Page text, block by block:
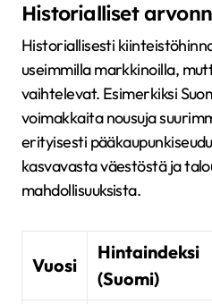
Historialliset
Historiallisesti
useimmilla markkinoilla,
vaihtelevat. Esimerkiksi
voimakkaita nousuja
erityisesti
kasvavasta väestöstä ja
mahdollisuuksista.
Vuosi
Hintaindeksi
(Suomi)